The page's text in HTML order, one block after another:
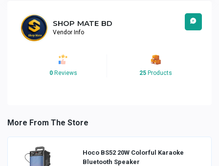
SHOP MATE BD
Vendor Info
0 Reviews 25 Products
More From The Store
Hoco BS52 20W Colorful Karaoke
Bluetooth Speaker